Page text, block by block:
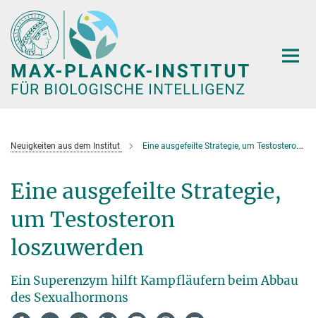
Hauptinhalt
Neuigkeiten aus dem Institut Eine ausgefeilte Strategie, um Testosteron loszuwerden
Eine ausgefeilte Strategie,
um Testosteron
loszuwerden
Ein Superenzym hilft Kampfläufern beim Abbau
des Sexualhormons